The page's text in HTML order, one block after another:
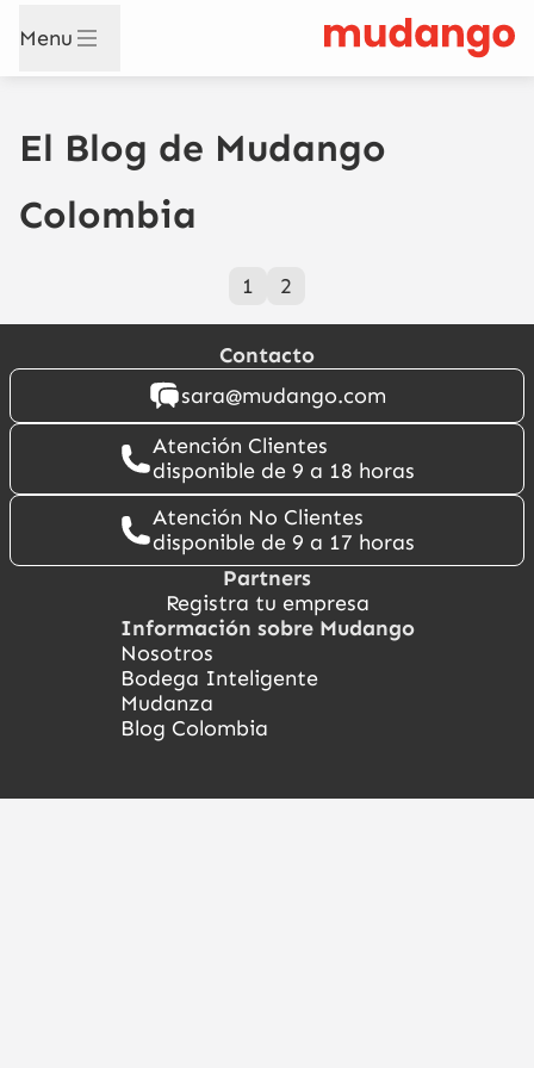
Menu
El Blog de Mudango
Colombia
1 2
Contacto
sara@mudango.com
Atención Clientes
disponible de 9 a 18 horas
Atención No Clientes
disponible de 9 a 17 horas
Partners
Registra tu empresa
Información sobre Mudango
Nosotros
Bodega Inteligente
Mudanza
Blog Colombia